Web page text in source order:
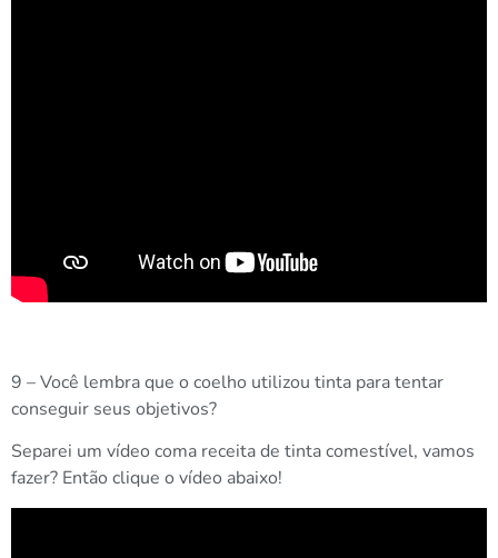
9 – Você lembra que o coelho utilizou tinta para tentar
conseguir seus objetivos?
Separei um vídeo coma receita de tinta comestível, vamos
fazer? Então clique o vídeo abaixo!